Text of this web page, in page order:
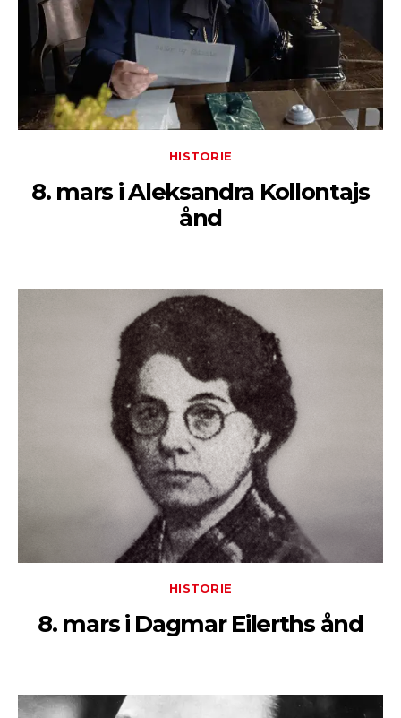
HISTORIE
8. mars i Aleksandra Kollontajs
ånd
HISTORIE
8. mars i Dagmar Eilerths ånd